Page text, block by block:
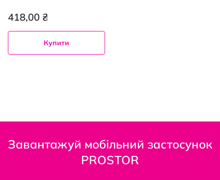
418,00 ₴
Купити
Завантажуй мобільний застосунок
PROSTOR